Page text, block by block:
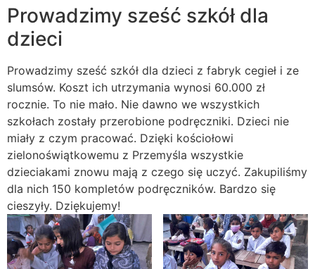
Prowadzimy sześć szkół dla
dzieci
Prowadzimy sześć szkół dla dzieci z fabryk cegieł i ze
slumsów. Koszt ich utrzymania wynosi 60.000 zł
rocznie. To nie mało. Nie dawno we wszystkich
szkołach zostały przerobione podręczniki. Dzieci nie
miały z czym pracować. Dzięki kościołowi
zielonoświątkowemu z Przemyśla wszystkie
dzieciakami znowu mają z czego się uczyć. Zakupiliśmy
dla nich 150 kompletów podręczników. Bardzo się
cieszyły. Dziękujemy!